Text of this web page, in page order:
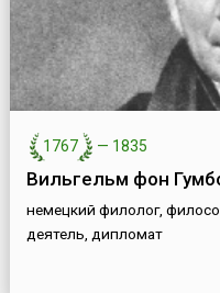
1767 — 1835
Вильгельм фон
немецкий филолог,
деятель, дипломат